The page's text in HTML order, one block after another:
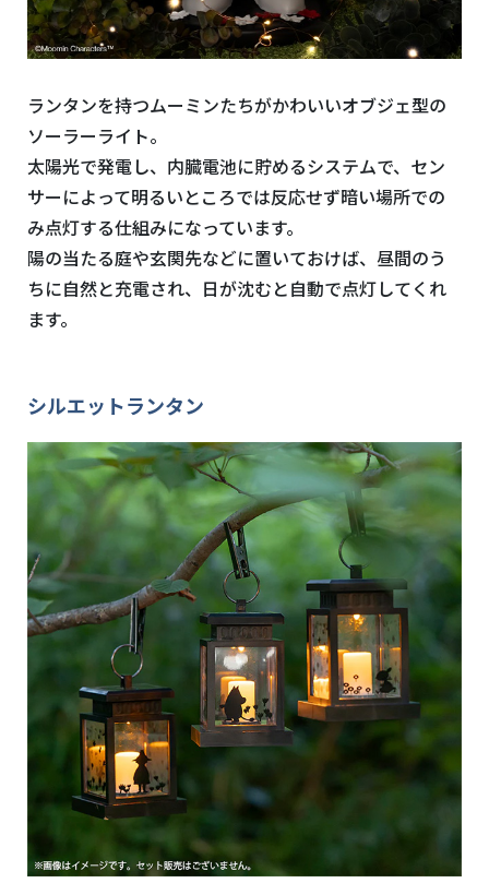
ランタンを持つムーミンたちがかわいいオブジェ型の
ソーラーライト。
太陽光で発電し、内臓電池に貯めるシステムで、セン
サーによって明るいところでは反応せず暗い場所での
み点灯する仕組みになっています。
陽の当たる庭や玄関先などに置いておけば、昼間のう
ちに自然と充電され、日が沈むと自動で点灯してくれ
ます。
シルエットランタン